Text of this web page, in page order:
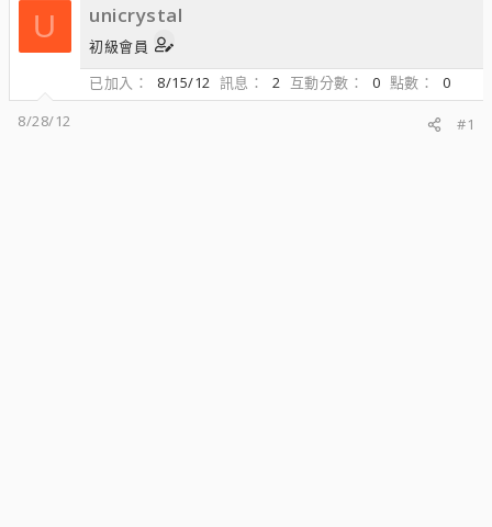
起
人
期
U unicrystal
初級會員
已加入
8/15/12 訊息 2 互動分數 0 點數
0
8/28/12
#1